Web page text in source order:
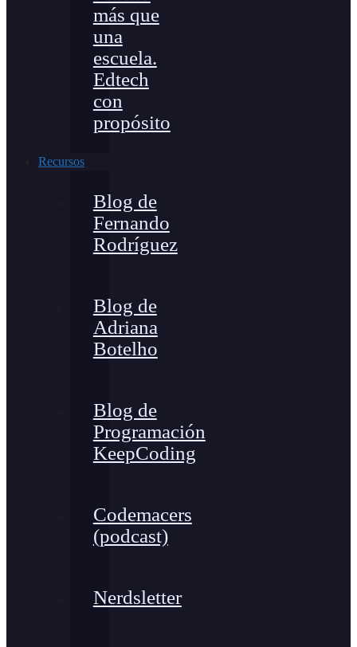
más que
una
escuela.
Edtech
con
propósito
Recursos
Blog de
Fernando
Rodríguez
Blog de
Adriana
Botelho
Blog de
Programación
KeepCoding
Codemacers
(podcast)
Nerdsletter